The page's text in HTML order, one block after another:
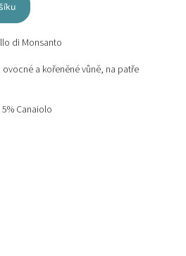
di Monsanto
a kořeněné vůně, na patře
Canaiolo